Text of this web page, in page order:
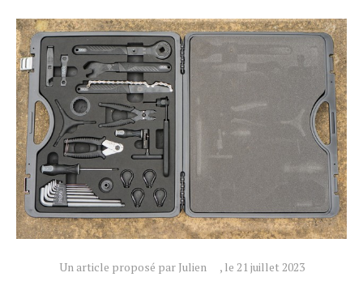
Un article proposé par Julien , le 21 juillet 2023